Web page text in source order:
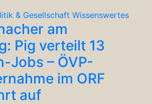
& Gesellschaft Wissenswertes
am
Pig verteilt 13
Jobs – ÖVP-
im ORF
auf